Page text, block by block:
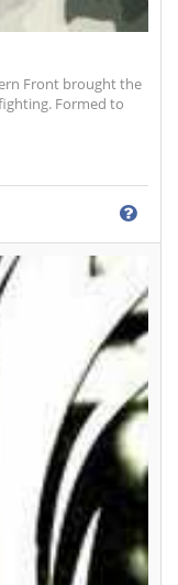
Front brought the
Formed to